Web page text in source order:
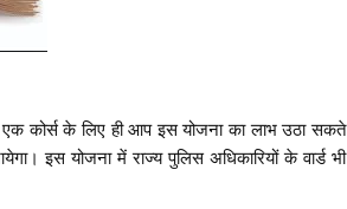
एक कोर्स के लिए ही आप इस योजना का लाभ उठा सकते
इस योजना में राज्य पुलिस अधिकारियों के वार्ड भी